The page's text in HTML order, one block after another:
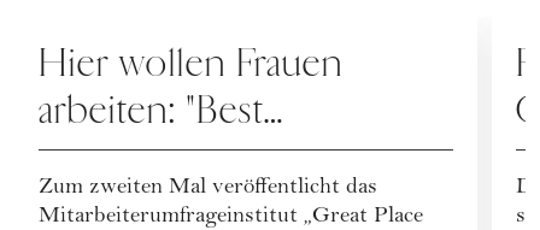
Hier wollen Frauen
arbeiten: "Best
Workplaces for Women
2025" – die Top 10
Zum zweiten Mal veröffentlicht das
Mitarbeiterumfrageinstitut „Great Place